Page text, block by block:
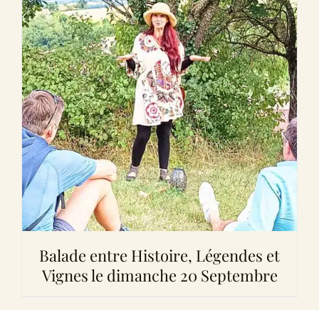
Balade entre Histoire, Légendes et
Vignes le dimanche 20 Septembre